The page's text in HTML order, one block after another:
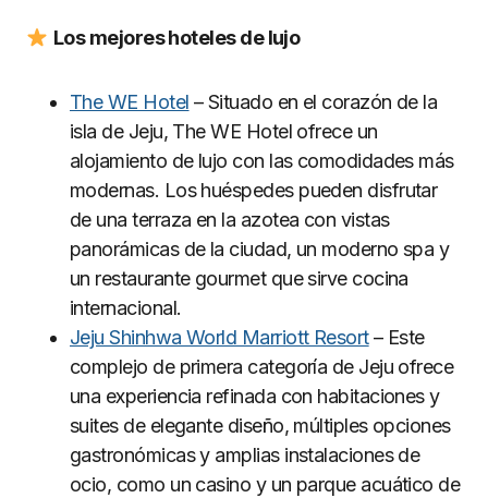
Los mejores hoteles de lujo
The WE Hotel – Situado en el corazón de la
isla de Jeju, The WE Hotel ofrece un
alojamiento de lujo con las comodidades más
modernas. Los huéspedes pueden disfrutar
de una terraza en la azotea con vistas
panorámicas de la ciudad, un moderno spa y
un restaurante gourmet que sirve cocina
internacional.
Jeju Shinhwa World Marriott Resort– Este
complejo de primera categoría de Jeju ofrece
una experiencia refinada con habitaciones y
suites de elegante diseño, múltiples opciones
gastronómicas y amplias instalaciones de
ocio, como un casino y un parque acuático de